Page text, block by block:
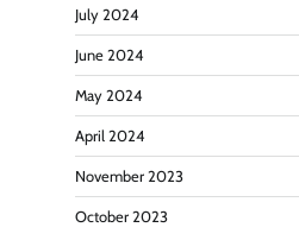
July 2024
June 2024
May 2024
April 2024
November 2023
October 2023